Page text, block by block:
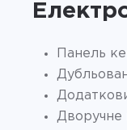
Панель
Дворучне